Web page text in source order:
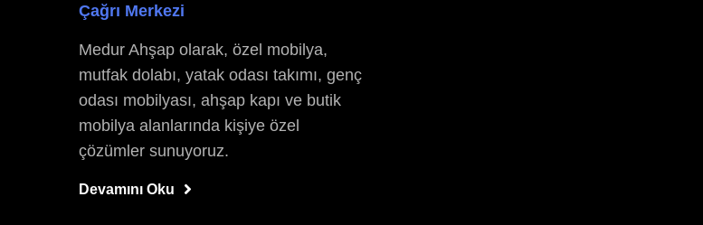
Çağrı Merkezi
Medur Ahşap olarak, özel mobilya,
mutfak dolabı, yatak odası takımı, genç
odası mobilyası, ahşap kapı ve butik
mobilya alanlarında kişiye özel
çözümler sunuyoruz.
Devamını Oku